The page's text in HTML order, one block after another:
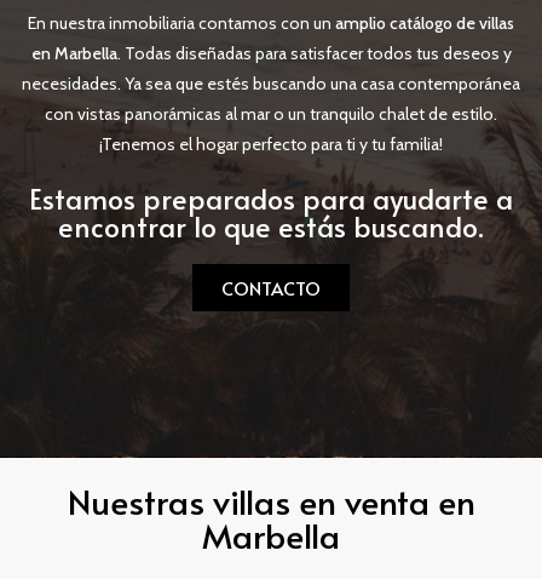
En nuestra inmobiliaria contamos con un amplio catálogo de villas
en Marbella. Todas diseñadas para satisfacer todos tus deseos y
necesidades. Ya sea que estés buscando una casa contemporánea
con vistas panorámicas al mar o un tranquilo chalet de estilo.
¡Tenemos el hogar perfecto para ti y tu familia!
Estamos preparados para ayudarte a
encontrar lo que estás buscando.
CONTACTO
Nuestras villas en venta en
Marbella